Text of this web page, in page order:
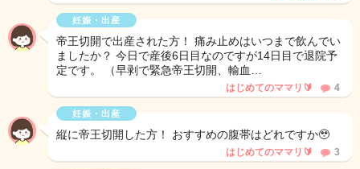
妊娠・出産
帝王切開で出産された方！ 痛み止めはいつまで飲んでい
ましたか？ 今日で産後6日目なのですが14日目で退院予
定です。 （早剥で緊急帝王切開、輸血…
はじめてのママリ🔰 4
妊娠・出産
縦に帝王切開した方！ おすすめの腹帯はどれですか🥹
はじめてのママリ🔰 3